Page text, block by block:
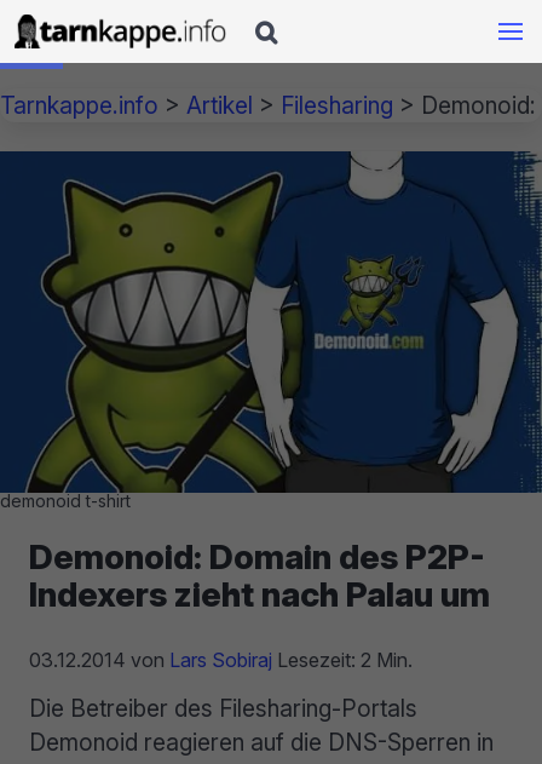

Tarnkappe.info > Artikel > Filesharing >
demonoid t-shirt
Demonoid: Domain des P2P-
Indexers zieht nach Palau um
03.12.2014 von Lars Sobiraj Lesezeit: 2 Min.
Die Betreiber des Filesharing-Portals
Demonoid reagieren auf die DNS-Sperren in